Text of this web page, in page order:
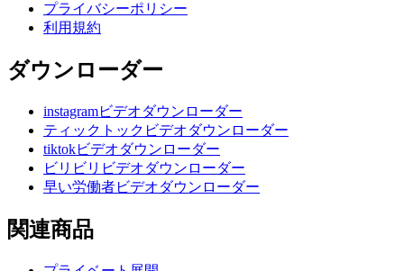
プライバシーポリシー
利用規約
ダウンローダー
instagramビデオダウンローダー
ティックトックビデオダウンローダー
tiktokビデオダウンローダー
ビリビリビデオダウンローダー
早い労働者ビデオダウンローダー
関連商品